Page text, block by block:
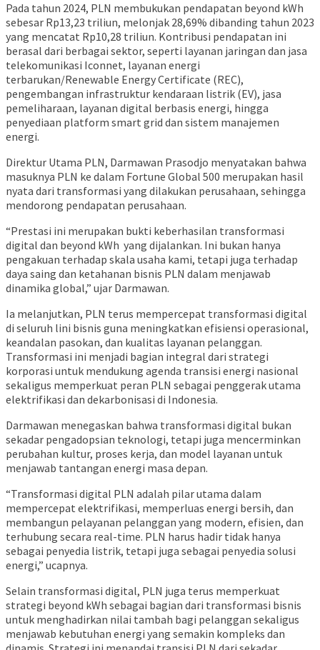
Pada tahun 2024, PLN membukukan pendapatan beyond kWh
sebesar Rp13,23 triliun, melonjak 28,69% dibanding tahun 2023
yang mencatat Rp10,28 triliun. Kontribusi pendapatan ini
berasal dari berbagai sektor, seperti layanan jaringan dan jasa
telekomunikasi Iconnet, layanan energi
terbarukan/Renewable Energy Certificate (REC),
pengembangan infrastruktur kendaraan listrik (EV), jasa
pemeliharaan, layanan digital berbasis energi, hingga
penyediaan platform smart grid dan sistem manajemen
energi.
Direktur Utama PLN, Darmawan Prasodjo menyatakan bahwa
masuknya PLN ke dalam Fortune Global 500 merupakan hasil
nyata dari transformasi yang dilakukan perusahaan, sehingga
mendorong pendapatan perusahaan.
“Prestasi ini merupakan bukti keberhasilan transformasi
digital dan beyond kWh yang dijalankan. Ini bukan hanya
pengakuan terhadap skala usaha kami, tetapi juga terhadap
daya saing dan ketahanan bisnis PLN dalam menjawab
dinamika global,” ujar Darmawan.
Ia melanjutkan, PLN terus mempercepat transformasi digital
di seluruh lini bisnis guna meningkatkan efisiensi operasional,
keandalan pasokan, dan kualitas layanan pelanggan.
Transformasi ini menjadi bagian integral dari strategi
korporasi untuk mendukung agenda transisi energi nasional
sekaligus memperkuat peran PLN sebagai penggerak utama
elektrifikasi dan dekarbonisasi di Indonesia.
Darmawan menegaskan bahwa transformasi digital bukan
sekadar pengadopsian teknologi, tetapi juga mencerminkan
perubahan kultur, proses kerja, dan model layanan untuk
menjawab tantangan energi masa depan.
“Transformasi digital PLN adalah pilar utama dalam
mempercepat elektrifikasi, memperluas energi bersih, dan
membangun pelayanan pelanggan yang modern, efisien, dan
terhubung secara real-time. PLN harus hadir tidak hanya
sebagai penyedia listrik, tetapi juga sebagai penyedia solusi
energi,” ucapnya.
Selain transformasi digital, PLN juga terus memperkuat
strategi beyond kWh sebagai bagian dari transformasi bisnis
untuk menghadirkan nilai tambah bagi pelanggan sekaligus
menjawab kebutuhan energi yang semakin kompleks dan